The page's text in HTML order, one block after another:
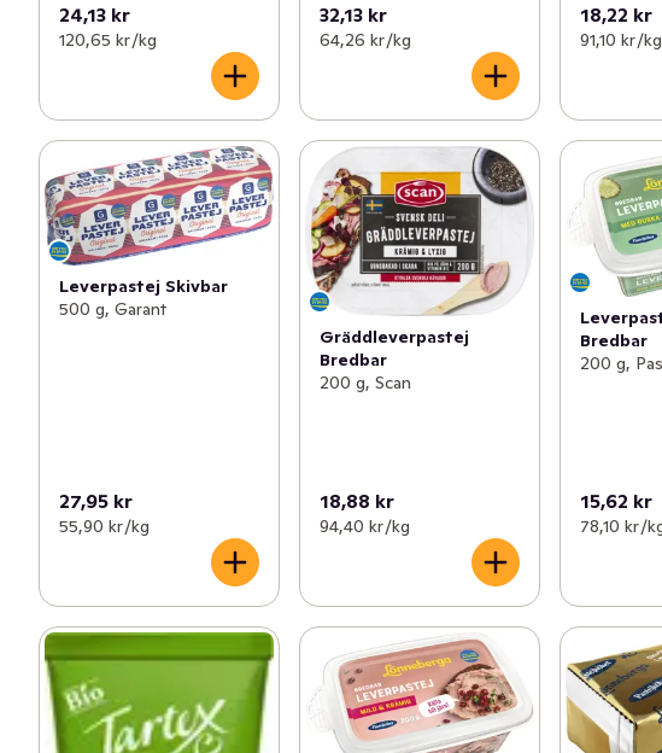
24,13 kr
120,65 kr /kg
32,13 kr
64,26 kr /kg
18,22 kr
91,10 kr /kg
Leverpastej Skivbar
500 g, Garant
27,95 kr
55,90 kr /kg
Gräddleverpastej
Bredbar
200 g, Scan
18,88 kr
94,40 kr /kg
Bredbar
200 g,
15,62 kr
78,10 kr /